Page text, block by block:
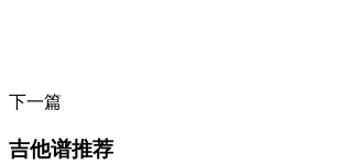
下一篇
吉他谱推荐